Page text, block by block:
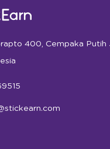
400, Cempaka Putih